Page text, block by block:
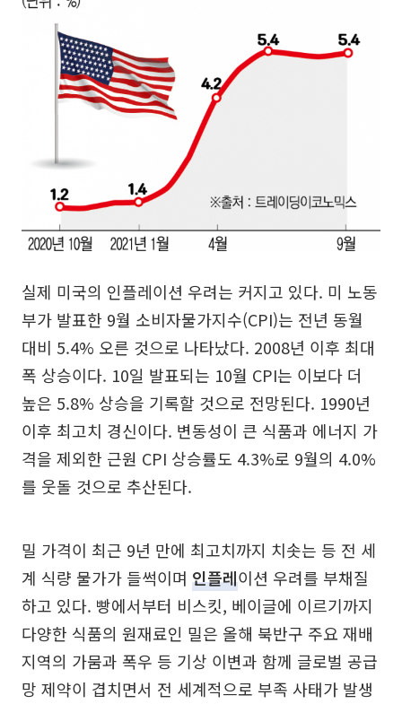
실제 미국의 인플레이션 우려는 커지고 있다. 미 노동
부가 발표한 9월 소비자물가지수(CPI)는 전년 동월
대비 5.4% 오른 것으로 나타났다. 2008년 이후 최대
폭 상승이다. 10일 발표되는 10월 CPI는 이보다 더
높은 5.8% 상승을 기록할 것으로 전망된다. 1990년
이후 최고치 경신이다. 변동성이 큰 식품과 에너지 가
격을 제외한 근원 CPI 상승률도 4.3%로 9월의 4.0%
를 웃돌 것으로 추산된다.
밀 가격이 최근 9년 만에 최고치까지 치솟는 등 전 세
계 식량 물가가 들썩이며 인플레이션 우려를 부채질
하고 있다. 빵에서부터 비스킷, 베이글에 이르기까지
다양한 식품의 원재료인 밀은 올해 북반구 주요 재배
지역의 가뭄과 폭우 등 기상 이변과 함께 글로벌 공급
망 제약이 겹치면서 전 세계적으로 부족 사태가 발생